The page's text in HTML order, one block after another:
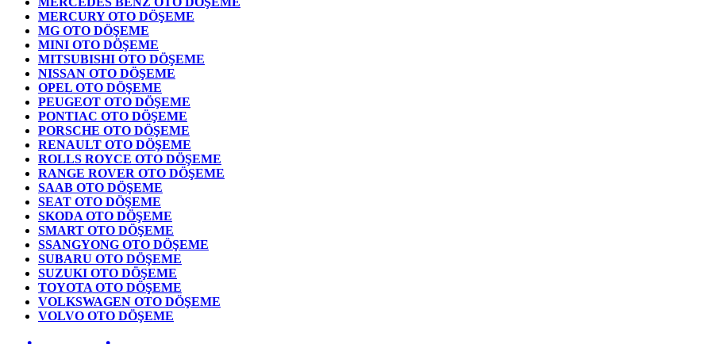
MERCURY OTO DÖŞEME
MG OTO DÖŞEME
MINI OTO DÖŞEME
MITSUBISHI OTO DÖŞEME
NISSAN OTO DÖŞEME
OPEL OTO DÖŞEME
PEUGEOT OTO DÖŞEME
PONTIAC OTO DÖŞEME
PORSCHE OTO DÖŞEME
RENAULT OTO DÖŞEME
ROLLS ROYCE OTO DÖŞEME
RANGE ROVER OTO DÖŞEME
SAAB OTO DÖŞEME
SEAT OTO DÖŞEME
SKODA OTO DÖŞEME
SMART OTO DÖŞEME
SSANGYONG OTO DÖŞEME
SUBARU OTO DÖŞEME
SUZUKI OTO DÖŞEME
TOYOTA OTO DÖŞEME
VOLKSWAGEN OTO DÖŞEME
VOLVO OTO DÖŞEME